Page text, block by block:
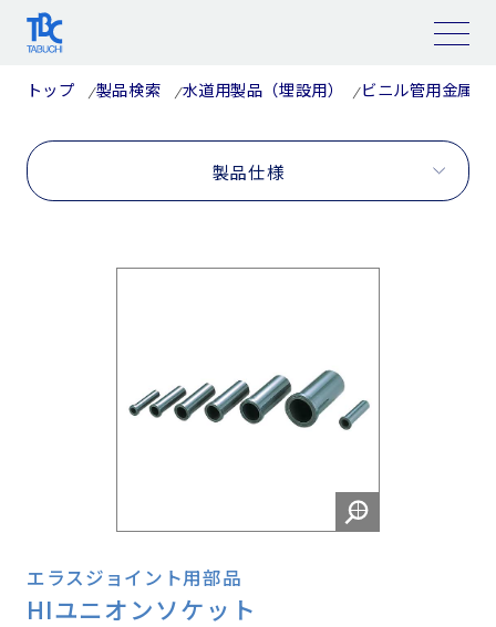
トップ 製品検索 水道用製品（埋設用） ビニル管用金属継
製品仕様
エラスジョイント用部品
HIユニオンソケット